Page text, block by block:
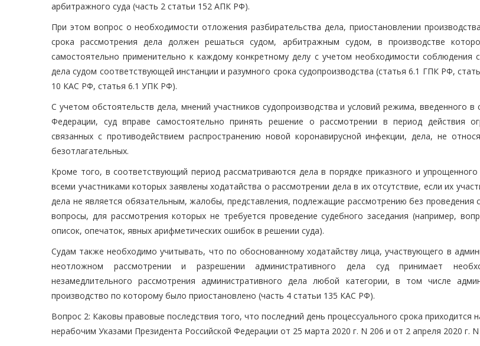
арбитражного суда (часть 2 статьи 152 АПК РФ).
При этом вопрос о необходимости отложения разбирательства дела, приостановлении
срока рассмотрения дела должен решаться судом, арбитражным судом, в производстве
самостоятельно применительно к каждому конкретному делу с учетом необходимости соблюдения
дела судом соответствующей инстанции и разумного срока судопроизводства (статья 6.1 ГПК РФ,
10 КАС РФ, статья 6.1 УПК РФ).
С учетом обстоятельств дела, мнений участников судопроизводства и условий режима, введенного в
Федерации, суд вправе самостоятельно принять решение о рассмотрении в период действия
связанных с противодействием распространению новой коронавирусной инфекции, дела, не
безотлагательных.
Кроме того, в соответствующий период рассматриваются дела в порядке приказного и упрощенного
всеми участниками которых заявлены ходатайства о рассмотрении дела в их отсутствие, если их
дела не является обязательным, жалобы, представления, подлежащие рассмотрению без проведения
вопросы, для рассмотрения которых не требуется проведение судебного заседания (например,
описок, опечаток, явных арифметических ошибок в решении суда).
Судам также необходимо учитывать, что по обоснованному ходатайству лица, участвующего в
неотложном рассмотрении и разрешении административного дела суд принимает
незамедлительного рассмотрения административного дела любой категории, в том числе
производство по которому было приостановлено (часть 4 статьи 135 КАС РФ).
Вопрос 2: Каковы правовые последствия того, что последний день процессуального срока приходится
нерабочим Указами Президента Российской Федерации от 25 марта 2020 г. N 206 и от 2 апреля 2020 г. N